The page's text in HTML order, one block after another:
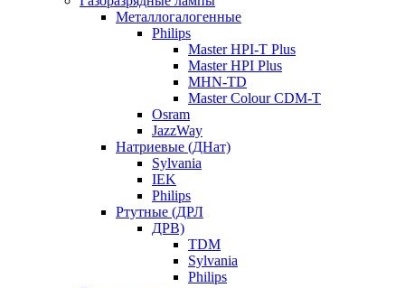
Металлогалогенные
Philips
Master HPI-T Plus
Master HPI Plus
MHN-TD
Master Colour CDM-T
Osram
JazzWay
Натриевые (ДНат)
Sylvania
IEK
Philips
Ртутные (ДРЛ
ДРВ)
TDM
Sylvania
Philips